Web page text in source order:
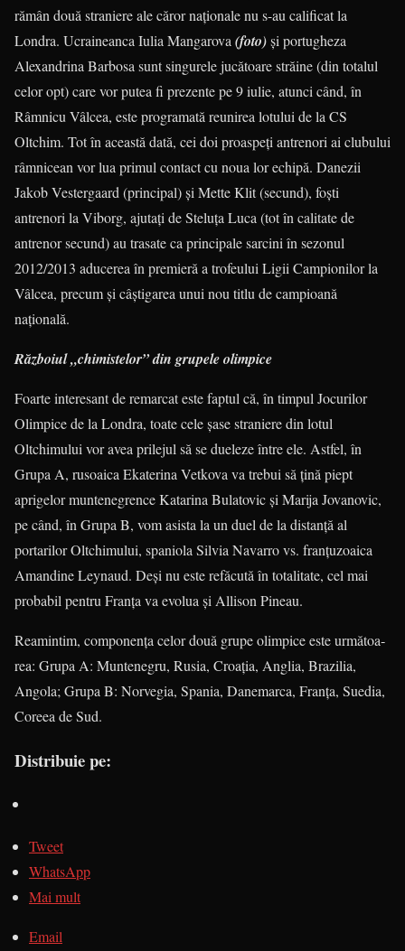
rămân două straniere ale căror naţionale nu s-au calificat la
Londra. Ucraineanca Iulia Mangarova (foto)şi portu­gheza
Alexan­drina Barbosa sunt singurele jucă­toare străine (din totalul
celor opt) care vor putea fi prezente pe 9 iulie, atunci când, în
Râmnicu Vâlcea, este pro­gra­mată reunirea lotului de la CS
Oltchim. Tot în această dată, cei doi proas­peţi antrenori ai clubului
râmni­cean vor lua primul contact cu noua lor echipă. Danezii
Jakob Vester­gaard (principal) şi Mette Klit (se­cund), foşti
antrenori la Viborg, ajutaţi de Steluţa Luca (tot în calitate de
antrenor secund) au trasate ca prin­cipale sarcini în sezonul
2012/2013 adu­cerea în premieră a trofeului Ligii Cam­pionilor la
Vâlcea, precum şi câş­ti­­garea unui nou titlu de campioană
naţională.
Războiul „chimistelor” din grupele olimpice
Foarte interesant de remarcat este faptul că, în timpul Jocurilor
Olimpice de la Londra, toate cele şase straniere din lotul
Oltchimului vor avea prilejul să se dueleze între ele. Astfel, în
Grupa A, rusoaica Ekaterina Vetkova va trebui să ţină piept
aprigelor muntenegrence Kata­rina Bulatovic şi Marija Jovanovic,
pe când, în Grupa B, vom asista la un duel de la distanţă al
portarilor Oltchimului, spaniola Silvia Navarro vs. franţuzoaica
Amandine Leynaud. Deşi nu este refăcută în totalitate, cel mai
probabil pentru Franţa va evolua şi Allison Pineau.
Reamintim, componenţa celor două grupe olimpice este următoa­
rea: Grupa A: Muntenegru, Rusia, Croa­­­ţia, Anglia, Brazilia,
Angola; Gru­pa B: Norvegia, Spania, Dane­marca, Franţa, Suedia,
Coreea de Sud.
Distribuie pe:
Tweet
WhatsApp
Mai mult
Email